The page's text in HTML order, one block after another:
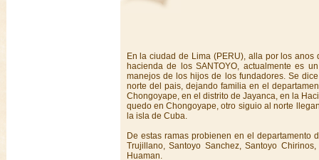
En la ciudad de Lima (PERU), alla por los
hacienda de los SANTOYO, actualmente es
manejos de los hijos de los fundadores. Se
norte del pais, dejando familia en el
Chongoyape, en el distrito de Jayanca, en la
quedo en Chongoyape, otro siguio al norte
la isla de Cuba.
De estas ramas probienen en el departamento
Trujillano, Santoyo Sanchez, Santoyo
Huaman.